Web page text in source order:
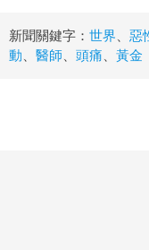
新聞關鍵字： 世界 惡
動
醫師 頭痛 黃金